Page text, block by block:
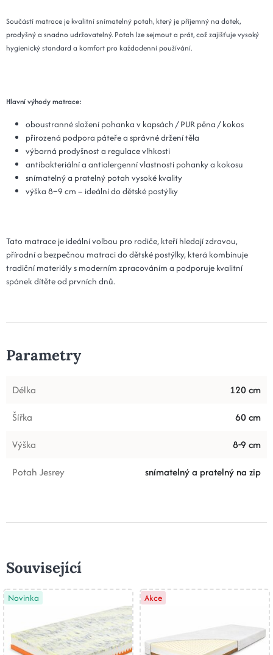
Součástí matrace je kvalitní snímatelný potah, který je příjemný na dotek,
prodyšný a snadno udržovatelný. Potah lze sejmout a prát, což zajišťuje vysoký
hygienický standard a komfort pro každodenní používání.
Hlavní výhody matrace:
oboustranné složení pohanka v kapsách / PUR pěna / kokos
přirozená podpora páteře a správné držení těla
výborná prodyšnost a regulace vlhkosti
antibakteriální a antialergenní vlastnosti pohanky a kokosu
snímatelný a pratelný potah vysoké kvality
výška 8–9 cm – ideální do dětské postýlky
Tato matrace je ideální volbou pro rodiče, kteří hledají zdravou,
přírodní a bezpečnou matraci do dětské postýlky, která kombinuje
tradiční materiály s moderním zpracováním a podporuje kvalitní
spánek dítěte od prvních dnů.
Parametry
Délka
120 cm
Šířka
60 cm
Výška
8-9 cm
Potah Jesrey
snímatelný a pratelný na zip
Související
Novinka Akce